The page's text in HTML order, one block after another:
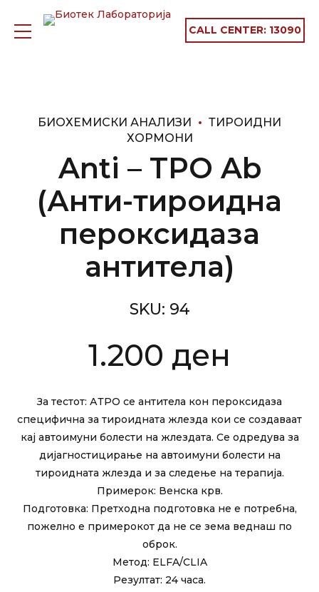
CALL CENTER: 13090
БИОХЕМИСКИ АНАЛИЗИ
ТИРОИДНИ
ХОРМОНИ
Anti – TPO Ab
(Анти-тироидна
пероксидаза
антитела)
SKU: 94
1.200 ден
За тестот: АТРО се антитела кон пероксидаза
специфична за тироидната жлезда кои се создаваат
кај автоимуни болести на жлездата. Се одредува за
дијагностицирање на автоимуни болести на
тироидната жлезда и за следење на терапија.
Примерок: Венска крв.
Подготовка: Претходна подготовка не е потребна,
пожелно е примерокот да не се зема веднаш по
оброк.
Метод: ELFA/CLIA
Резултат: 24 часа.